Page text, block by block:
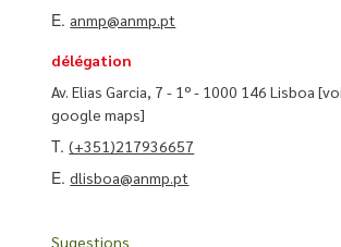
E. anmp@anmp.pt
délégation
Av. Elias Garcia, 7 - 1º - 1000 146 Lisboa
google maps]
T.(+351)217936657
E.dlisboa@anmp.pt
Sugestions